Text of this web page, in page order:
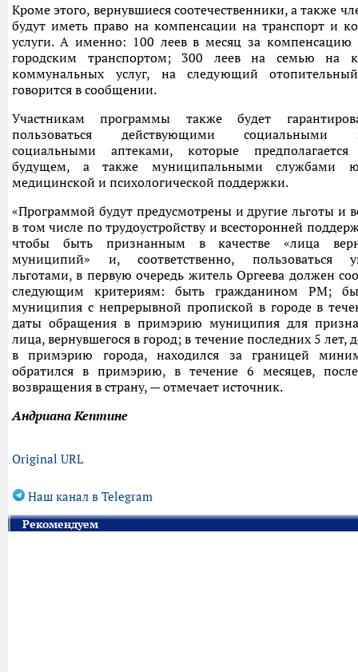
Кроме этого, вернувшиеся соотечественники, а также
будут иметь право на компенсации на транспорт и
услуги. А именно: 100 леев в месяц за компенсацию
городским транспортом; 300 леев на семью на
коммунальных услуг, на следующий
говорится в сообщении.
Участникам программы также будет
пользоваться действующими социальными
социальными аптеками, которые
будущем, а также муниципальными службами
медицинской и психологической поддержки.
«Программой будут предусмотрены и другие льготы и
в том числе по трудоустройству и всесторонней
чтобы быть признанным в качестве «лица
муниципий» и, соответственно, пользоваться
льготами, в первую очередь житель Оргеева должен
следующим критериям: быть гражданином РМ;
муниципия с непрерывной пропиской в городе в
даты обращения в примэрию муниципия для
лица, вернувшегося в город; в течение последних 5 лет,
в примэрию города, находился за границей
обратился в примэрию, в течение 6 месяцев, после
возвращения в страну, — отмечает источник.
Андриана Кептине
Original URL
Наш канал в Telegram
Рекомендуем